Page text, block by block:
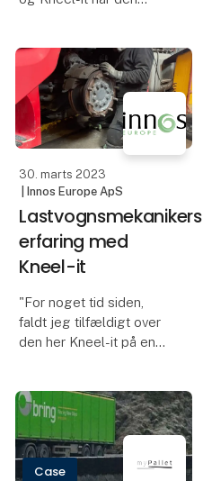
kontorernes
hæve-/sænkeborde, når
den kombineres med en
billift. Det er virkelig
smart at k
30. marts 2023
| Innos Europe ApS
Lastvognsmekanikers
erfaring med
Kneel-it
"For noget tid siden,
faldt jeg tilfældigt over
den her Kneel-it på en
nok ud”. Efter noget tid,
uden jeg har sagt noget,
køber mester én, hvor
jeg tæn
Case